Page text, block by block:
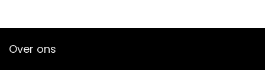
Over ons